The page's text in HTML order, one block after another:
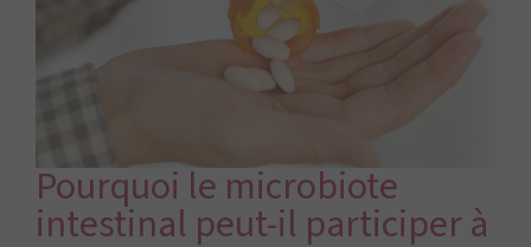
Pourquoi le microbiote
intestinal peut-il participer à